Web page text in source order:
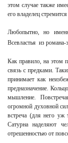
этом случае также
его владелец
Любопытно, но
Всевластья из романа-
Как правило, на этом
связь с предками.
принимает как
предназначение. Кольцо
мышление.
огромной духовной
встреча (для него уж
Сатурна наделяют
отрешенностью от